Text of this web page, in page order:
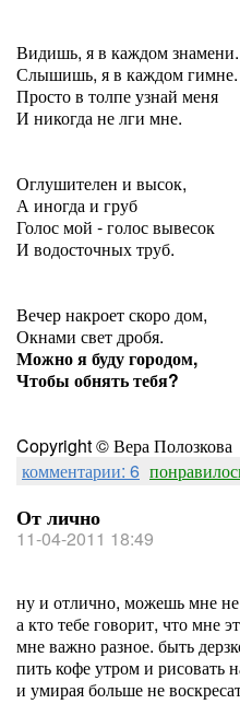
Видишь, я в каждом знамени.
Слышишь, я в каждом гимне.
Просто в толпе узнай меня
И никогда не лги мне.
Оглушителен и высок,
А иногда и груб
Голос мой - голос вывесок
И водосточных труб.
Вечер накроет скоро дом,
Окнами свет дробя.
Можно я буду городом,
Чтобы обнять тебя?
Copyright © Вера Полозкова
комментарии: 6
От лично
11-04-2011 18:49
ну и отлично, можешь мне не
а кто тебе говорит, что мне
мне важно разное. быть
пить кофе утром и рисовать
и умирая больше не